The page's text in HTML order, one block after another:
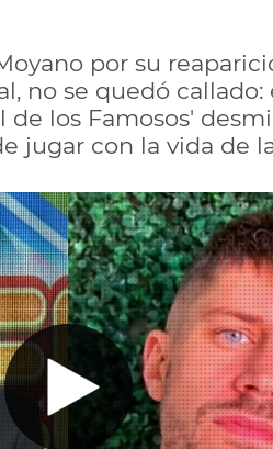
por su
no se quedó
los Famosos'
jugar con la vida de